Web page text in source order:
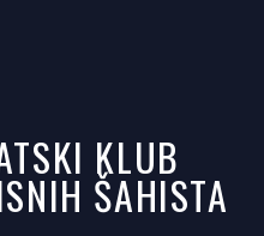
KLUB
ŠAHISTA